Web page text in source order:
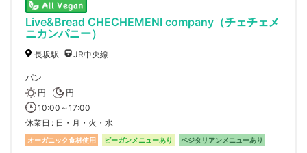
Live&Bread CHECHEMENI company（チェチェメ
ニカンパニー）
長坂駅 JR中央線
パン
円
円
10:00～17:00
休業日
日・月・火・水
オーガニック食材使用 ビーガンメニューあり ベジタリアンメニューあり